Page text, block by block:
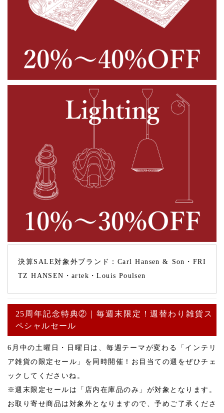
決算SALE対象外ブランド：Carl Hansen & Son・FRI
TZ HANSEN・artek・Louis Poulsen
25周年記念特典②｜毎週末限定！週替わり雑貨ス
ペシャルセール
6月中の土曜日・日曜日は、毎週テーマが変わる「インテリ
ア雑貨の限定セール」を同時開催！お目当ての週をぜひチェ
ックしてくださいね。
※週末限定セールは「店内在庫品のみ」が対象となります。
お取り寄せ商品は対象外となりますので、予めご了承くださ